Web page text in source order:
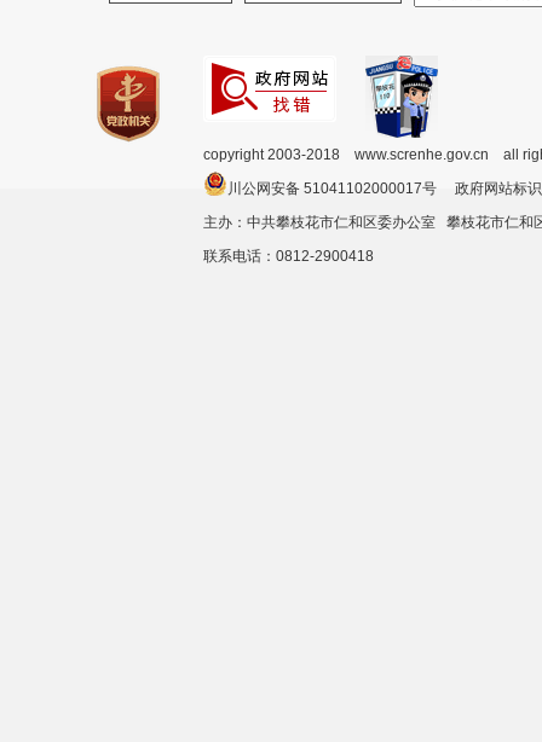
copyright 2003-2018 www.screnhe.gov.cn all
川公网安备 51041102000017号 政府网站
主办：中共攀枝花市仁和区委办公室 攀枝花市仁
联系电话：0812-2900418